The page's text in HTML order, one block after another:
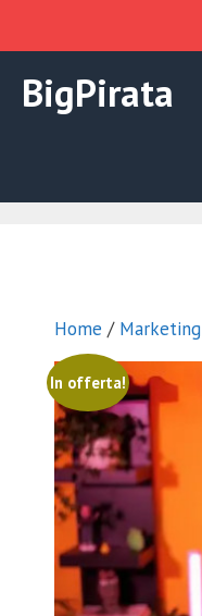
contenuto
BigPirata
Home / Marketing
In offerta!